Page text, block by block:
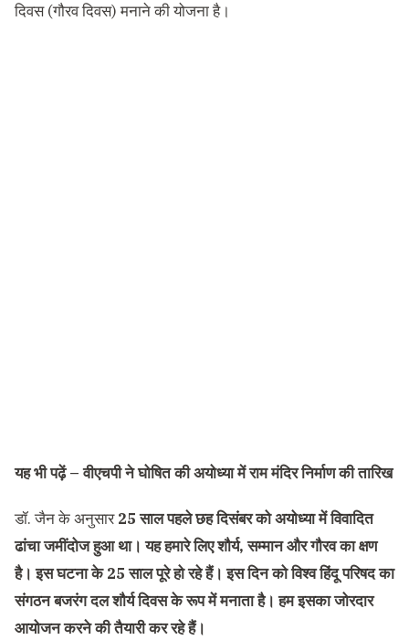
दिवस (गौरव दिवस) मनाने की योजना है।
यह भी पढ़ें –वीएचपी ने घोषित की अयोध्या में राम मंदिर निर्माण की तारिख
डॉ. जैन के अनुसार25 साल पहले छह दिसंबर को अयोध्या में विवादित
ढांचा जमींदोज हुआ था। यह हमारे लिए शौर्य, सम्मान और गौरव का क्षण
है। इस घटना के 25 साल पूरे हो रहे हैं। इस दिन को विश्व हिंदू परिषद का
संगठन बजरंग दल शौर्य दिवस के रूप में मनाता है। हम इसका जोरदार
आयोजन करने की तैयारी कर रहे हैं।